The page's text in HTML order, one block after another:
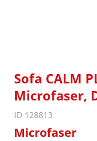
Sofa CALM
Microfaser,
ID 128813
Microfaser